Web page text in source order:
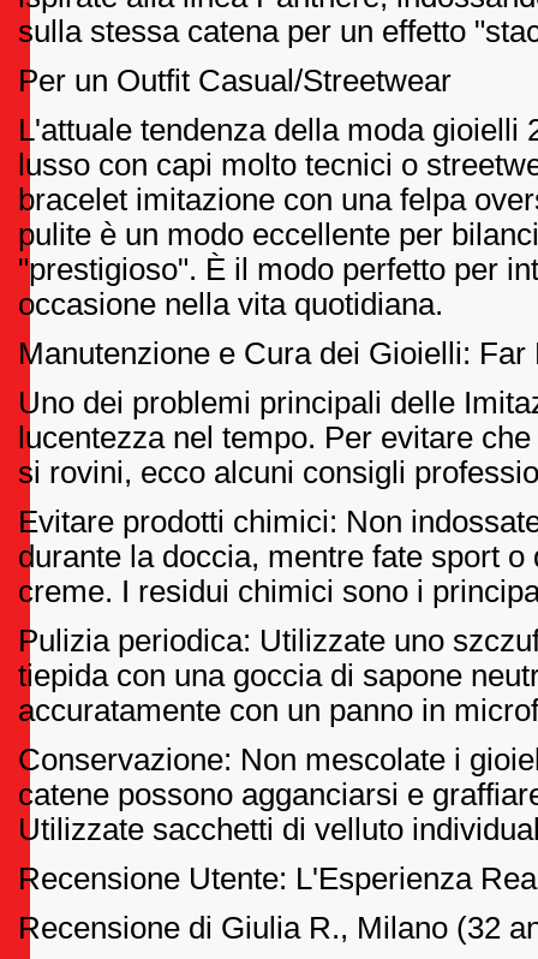
sulla stessa catena per un effetto
Per un Outfit Casual/Streetwear
L'attuale tendenza della moda gioielli
lusso con capi molto tecnici o
bracelet imitazione con una felpa
pulite è un modo eccellente per
"prestigioso". È il modo perfetto per
occasione nella vita quotidiana.
Manutenzione e Cura dei Gioielli:
Uno dei problemi principali delle
lucentezza nel tempo. Per evitare
si rovini, ecco alcuni consigli
Evitare prodotti chimici: Non
durante la doccia, mentre fate sport
creme. I residui chimici sono i
Pulizia periodica: Utilizzate uno
tiepida con una goccia di sapone
accuratamente con un panno in
Conservazione: Non mescolate i
catene possono agganciarsi e
Utilizzate sacchetti di velluto
Recensione Utente: L'Esperienza
Recensione di Giulia R., Milano (32